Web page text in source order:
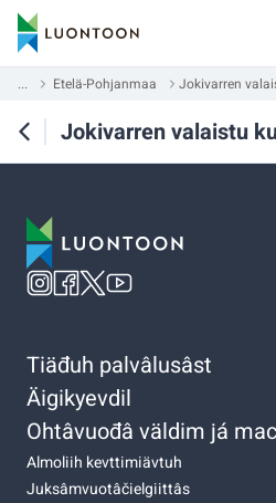
... Etelä-Pohjanmaa Jokivarren
Jokivarren valaistu
Tiäđuh palvâlusâst
Äigikyevdil
Ohtâvuođâ väldim já
Almoliih kevttimiävtuh
Juksâmvuotâčielgiittâs